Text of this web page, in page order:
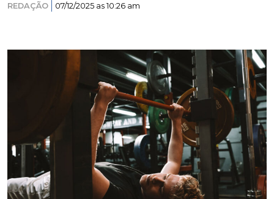
REDAÇÃO 07/12/2025 as 10:26 am